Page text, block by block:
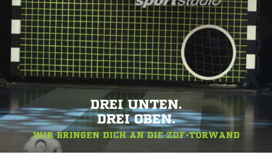
DREI UNTEN.
DREI OBEN.
WIR BRINGEN DICH AN DIE ZDF-TORWAND